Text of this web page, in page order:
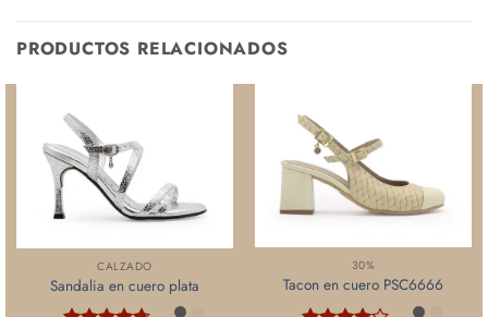
PRODUCTOS RELACIONADOS
CALZADO
Sandalia en cuero plata
30%
Tacon en cuero PSC6666